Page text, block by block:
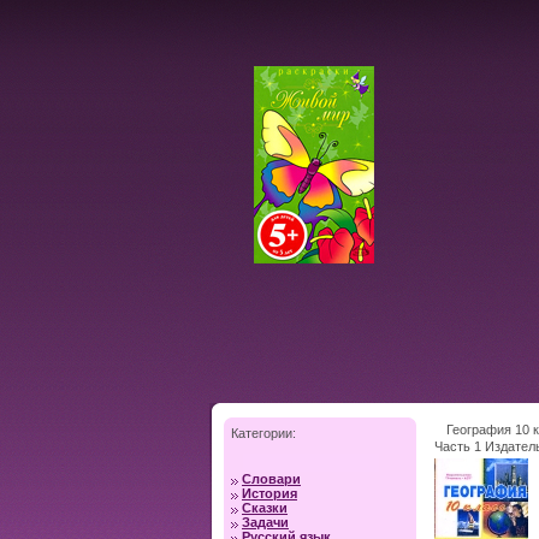
Категории:
Словари
История
Сказки
Задачи
География 10
Часть 1
2002 г Мягкая
93312-063-4
60x84/16